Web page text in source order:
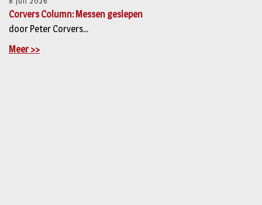
Corvers Column: Messen geslepen
door Peter Corvers...
Meer >>